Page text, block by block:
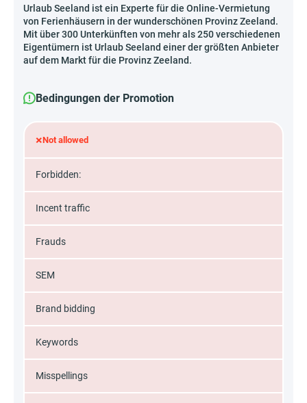
Urlaub Seeland ist ein Experte für die Online-Vermietung
von Ferienhäusern in der wunderschönen Provinz Zeeland.
Mit über 300 Unterkünften von mehr als 250 verschiedenen
Eigentümern ist Urlaub Seeland einer der größten Anbieter
auf dem Markt für die Provinz Zeeland.
Bedingungen der Promotion
×Not allowed
Forbidden:
Incent traffic
Frauds
SEM
Brand bidding
Keywords
Misspellings